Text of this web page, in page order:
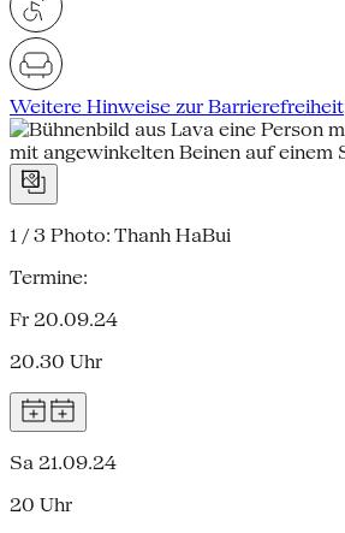
Weitere Hinweise zur Barrierefreiheit
1 / 3 Photo: Thanh HaBui
Termine:
Fr 20.09.24
20.30 Uhr
Sa 21.09.24
20 Uhr